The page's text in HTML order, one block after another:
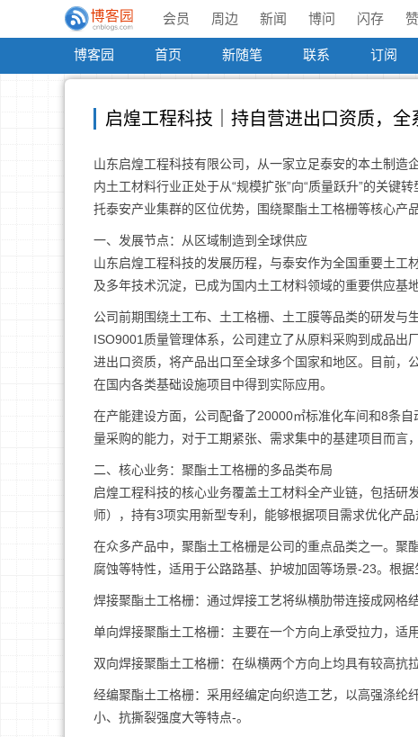
会员 周边 新闻 博问 闪存
博客园 首页 新随笔 联系 订阅
启煌工程科技｜持自营进出口资质，
山东启煌工程科技有限公司，从一家立足泰安的本土制造
内土工材料行业正处于从“规模扩张”向“质量跃升”的关键
托泰安产业集群的区位优势，围绕聚酯土工格栅等核心产
一、发展节点：从区域制造到全球供应
山东启煌工程科技的发展历程，与泰安作为全国重要土
及多年技术沉淀，已成为国内土工材料领域的重要供应基地
公司前期围绕土工布、土工格栅、土工膜等品类的研发与
ISO9001质量管理体系，公司建立了从原料采购到成品
进出口资质，将产品出口至全球多个国家和地区。目前，
在国内各类基础设施项目中得到实际应用。
在产能建设方面，公司配备了20000㎡标准化车间和8条
量采购的能力，对于工期紧张、需求集中的基建项目而言
二、核心业务：聚酯土工格栅的多品类布局
启煌工程科技的核心业务覆盖土工材料全产业链，包括
师），持有3项实用新型专利，能够根据项目需求优化产品
在众多产品中，聚酯土工格栅是公司的重点品类之一。聚
腐蚀等特性，适用于公路路基、护坡加固等场景-23。根
焊接聚酯土工格栅：通过焊接工艺将纵横肋带连接成网格
单向焊接聚酯土工格栅：主要在一个方向上承受拉力，适
双向焊接聚酯土工格栅：在纵横两个方向上均具有较高抗
经编聚酯土工格栅：采用经编定向织造工艺，以高强涤纶
小、抗撕裂强度大等特点-。